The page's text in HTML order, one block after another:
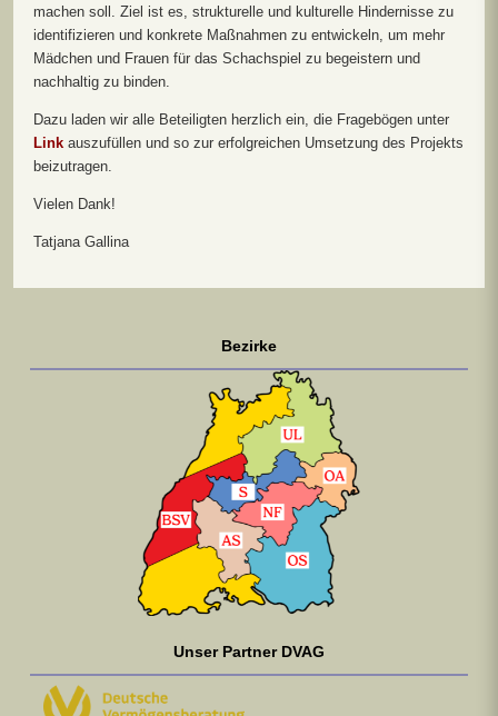
machen soll. Ziel ist es, strukturelle und kulturelle Hindernisse zu
identifizieren und konkrete Maßnahmen zu entwickeln, um mehr
Mädchen und Frauen für das Schachspiel zu begeistern und
nachhaltig zu binden.
Dazu laden wir alle Beteiligten herzlich ein, die Fragebögen unter
Link auszufüllen und so zur erfolgreichen Umsetzung des Projekts
beizutragen.
Vielen Dank!
Tatjana Gallina
Bezirke
Unser Partner DVAG